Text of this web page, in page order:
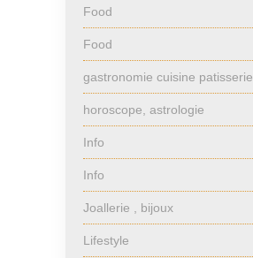
Food
Food
gastronomie cuisine patisserie
horoscope, astrologie
Info
Info
Joallerie , bijoux
Lifestyle